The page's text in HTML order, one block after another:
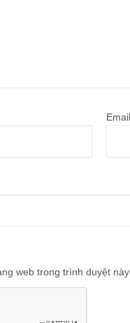
Email
web trong trình duyệt